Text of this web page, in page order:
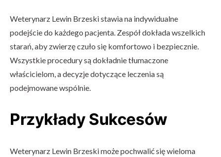
Weterynarz Lewin Brzeski stawia na indywidualne
podejście do każdego pacjenta. Zespół dokłada wszelkich
starań, aby zwierzę czuło się komfortowo i bezpiecznie.
Wszystkie procedury są dokładnie tłumaczone
właścicielom, a decyzje dotyczące leczenia są
podejmowane wspólnie.
Przykłady Sukcesów
Weterynarz Lewin Brzeski może pochwalić się wieloma